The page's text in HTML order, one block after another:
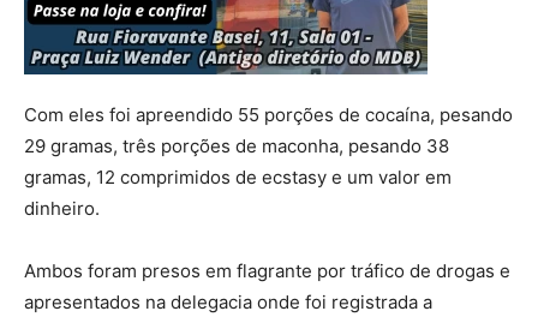
Com eles foi apreendido 55 porções de cocaína, pesando
29 gramas, três porções de maconha, pesando 38
gramas, 12 comprimidos de ecstasy e um valor em
dinheiro.
Ambos foram presos em flagrante por tráfico de drogas e
apresentados na delegacia onde foi registrada a